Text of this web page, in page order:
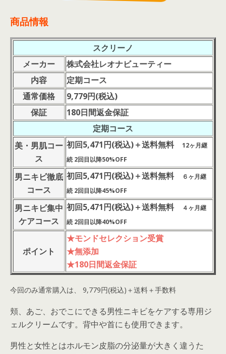
商品情報
スクリーノ
メーカー
株式会社レオナビューティー
内容
定期コース
通常価格
9,779円(税込)
保証
180日間返金保証
定期コース
美・男肌コー
ス
初回5,471円(税込)＋送料無料
12ヶ月継
続 2回目以降50%OFF
男ニキビ徹底
コース
初回5,471円(税込)＋送料無料
６ヶ月継
続 2回目以降45%OFF
男ニキビ集中
ケアコース
初回5,471円(税込)＋送料無料
４ヶ月継
続 2回目以降40%OFF
ポイント
★モンドセレクション受賞
★無添加
★180日間返金保証
今回のみ通常購入は、 9,779円(税込)＋送料＋手数料
頬、あご、おでこにできる男性ニキビをケアする専用ジ
ェルクリームです。背中や首にも使用できます。
男性と女性とはホルモン皮脂の分泌量が大きく違うた